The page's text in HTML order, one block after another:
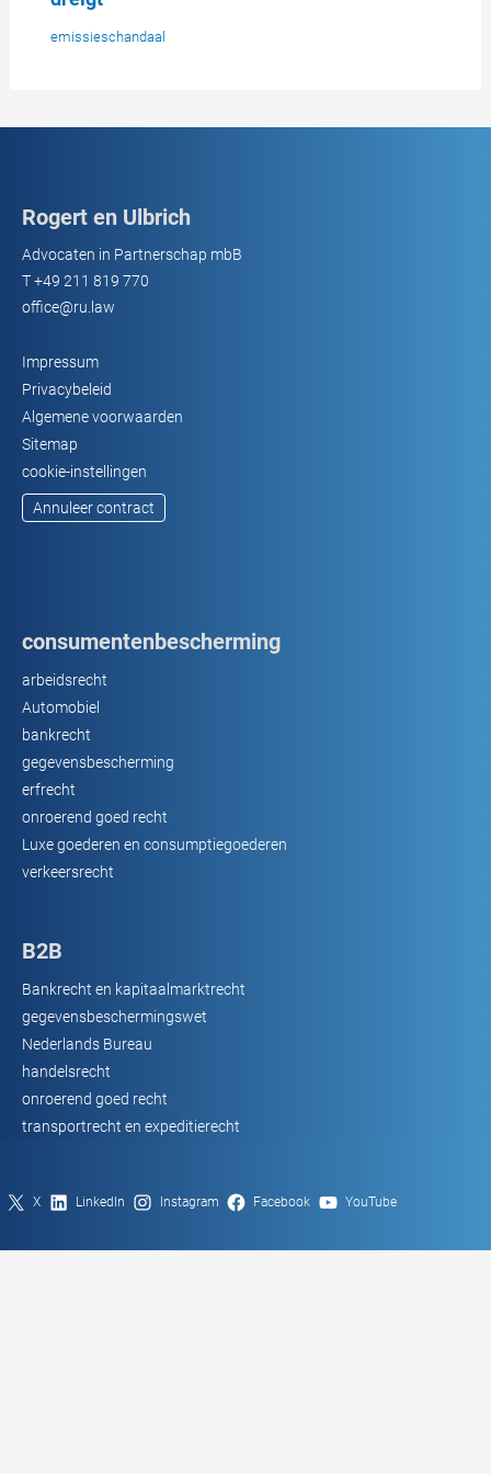
emissieschandaal
Rogert en Ulbrich
Advocaten in Partnerschap mbB
T+49 211 819 770
office@ru.law
Impressum
Privacybeleid
Algemene voorwaarden
Sitemap
cookie-instellingen
Annuleer contract
consumentenbescherming
arbeidsrecht
Automobiel
bankrecht
gegevensbescherming
erfrecht
onroerend goed recht
Luxe goederen en consumptiegoederen
verkeersrecht
B2B
Bankrecht en kapitaalmarktrecht
gegevensbeschermingswet
Nederlands Bureau
handelsrecht
onroerend goed recht
transportrecht en expeditierecht
X LinkedIn Instagram Facebook YouTube